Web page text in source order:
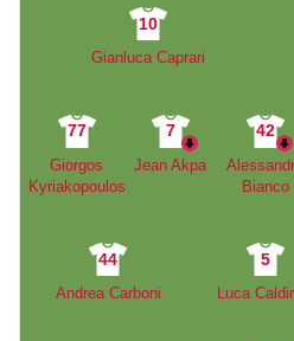
10
Gianluca Caprari
77
Giorgos
Kyriakopoulos
7
Jean Akpa
42
Bianco
44
Andrea Carboni
5
Luca